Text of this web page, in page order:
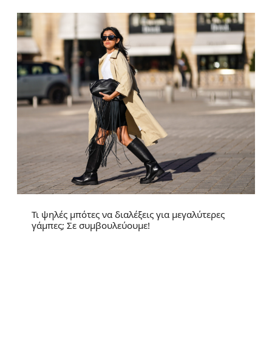
Τι ψηλές μπότες να διαλέξεις για μεγαλύτερες
γάμπες; Σε συμβουλεύουμε!